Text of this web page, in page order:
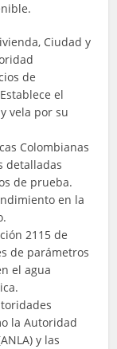
Ciudad y
de
el
vela por su
Colombianas
detalladas
de prueba.
en la
2115 de
de parámetros
el agua
la Autoridad
y las